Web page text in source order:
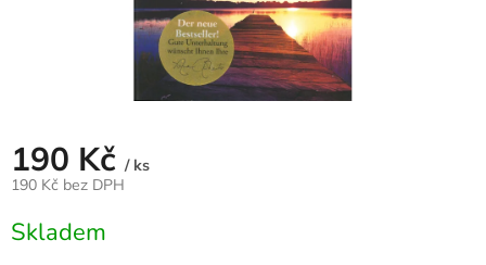
190 Kč / ks
190 Kč bez DPH
cena:
Skladem